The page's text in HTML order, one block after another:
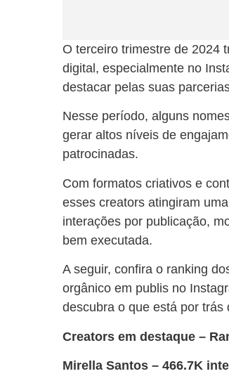
O terceiro trimestre de 2024
digital, especialmente no
destacar pelas suas
Nesse período, alguns
gerar altos níveis de
patrocinadas.
Com formatos criativos e
esses creators atingiram
interações por publicação,
bem executada.
A seguir, confira o ranking
orgânico em publis no
descubra o que está por trás
Creators em destaque –
Mirella Santos – 466.7K